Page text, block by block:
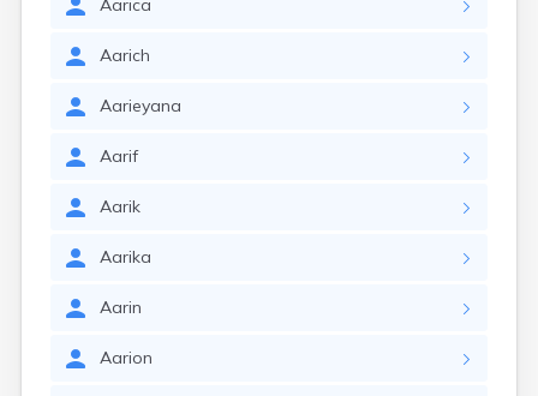
Aarica
Aarich
Aarieyana
Aarif
Aarik
Aarika
Aarin
Aarion